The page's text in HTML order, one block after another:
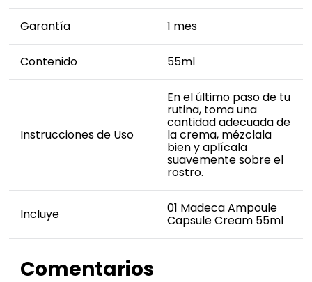
Garantía 1 mes
Contenido 55ml
Instrucciones de Uso
En el último paso de tu
rutina, toma una
cantidad adecuada de
la crema, mézclala
bien y aplícala
suavemente sobre el
rostro.
Incluye 01 Madeca Ampoule
Capsule Cream 55ml
Comentarios